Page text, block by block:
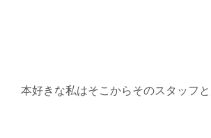
本好きな私はそこからそのスタッフと